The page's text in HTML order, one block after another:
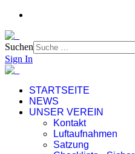
Suchen
Sign In
STARTSEITE
NEWS
UNSER VEREIN
Kontakt
Luftaufnahmen
Satzung